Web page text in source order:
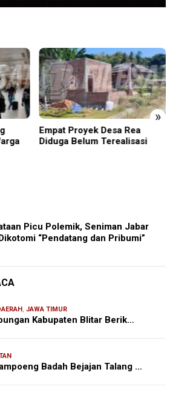
»
Empat Proyek Desa Rea
Diduga Belum Terealisasi
Picu Polemik, Seniman Jabar
“Pendatang dan Pribumi”
, JAWA TIMUR
Kabupaten Blitar Berik…
Badah Bejajan Talang …